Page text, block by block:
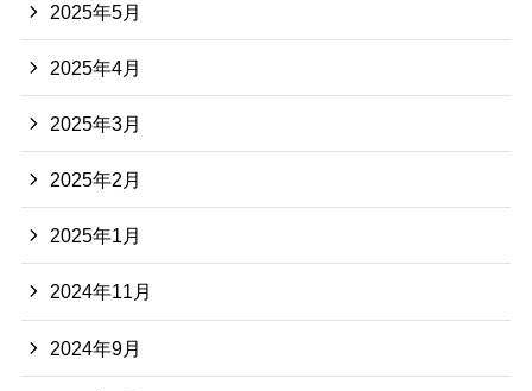
2025年5月
2025年4月
2025年3月
2025年2月
2025年1月
2024年11月
2024年9月